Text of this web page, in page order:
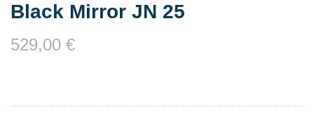
Black Mirror JN 25
529,00 €